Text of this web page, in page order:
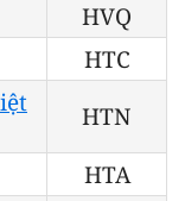
HVQ
HTC
HTN
HTA